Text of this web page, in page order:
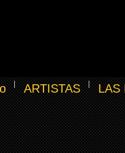
ARTISTAS LAS